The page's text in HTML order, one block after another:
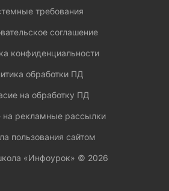
требования
соглашение
конфиденциальности
обработки ПД
на обработку ПД
на рекламные рассылки
пользования сайтом
«Инфоурок» © 2026